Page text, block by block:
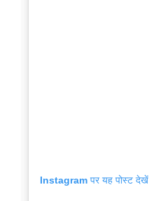
Instagram पर यह पोस्ट देखें